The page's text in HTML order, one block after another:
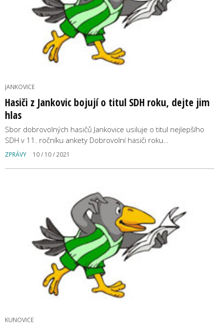
JANKOVICE
Hasiči z Jankovic bojují o titul SDH roku, dejte jim
hlas
Sbor dobrovolných hasičů Jankovice usiluje o titul nejlepšího
SDH v 11. ročníku ankety Dobrovolní hasiči roku…
ZPRÁVY 10 / 10 / 2021
KUNOVICE